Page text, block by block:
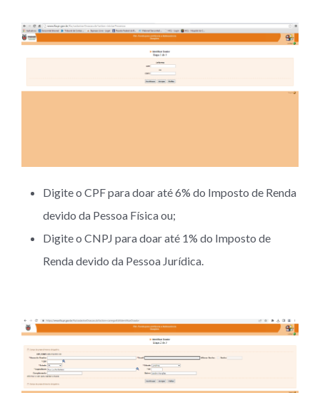
Digite o CPF para doar até 6% do Imposto de Renda
devido da Pessoa Física ou;
Digite o CNPJ para doar até 1% do Imposto de
Renda devido da Pessoa Jurídica.